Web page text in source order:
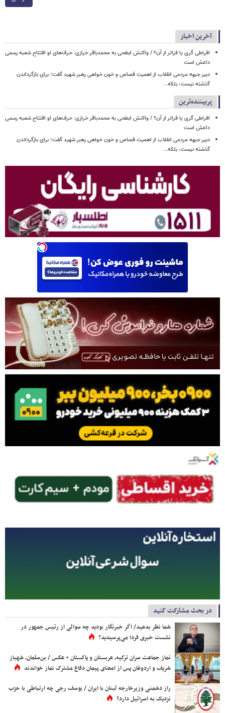
آخرین اخبار
افراطی گری یا فراتر از آن؟ / واکنش ابطحی به محمدباقر خرازی: حرف‌های او افتتاح شعبه رسمی
داعش است
دبیر جبهه مردمی انقلاب از اهمیت قصاص و خون خواهی رهبر شهید گفت؛ برای بازگرداندن
گذشته نیست، بلکه...
پربیننده‌ترین
افراطی گری یا فراتر از آن؟ / واکنش ابطحی به محمدباقر خرازی: حرف‌های او افتتاح شعبه رسمی
داعش است
دبیر جبهه مردمی انقلاب از اهمیت قصاص و خون خواهی رهبر شهید گفت؛ برای بازگرداندن
گذشته نیست، بلکه...
در بحث مشارکت کنید
شما نظر بدهید/ اگر خبرنگار بودید چه سوالی از رئیس جمهور در
نشست خبری فردا می‌پرسیدید؟
نماز جماعت سران ترکیه، عربستان و پاکستان + عکس / بن‌سلمان، شهباز
شریف و اردوغان پس از امضای پیمان دفاع مشترک نماز خواندند
راز دشمنی وزیرخارجه لبنان با ایران / یوسف رجی چه ارتباطی با حزب
نزدیک به اسرائیل دارد؟